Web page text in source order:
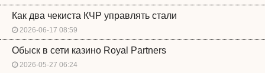
Как два чекиста КЧР управлять стали
2026-06-17 08:59
Обыск в сети казино Royal Partners
2026-05-27 06:24